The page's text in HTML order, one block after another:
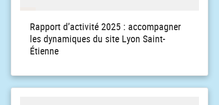
Rapport d’activité 2025 : accompagner
les dynamiques du site Lyon Saint-
Étienne